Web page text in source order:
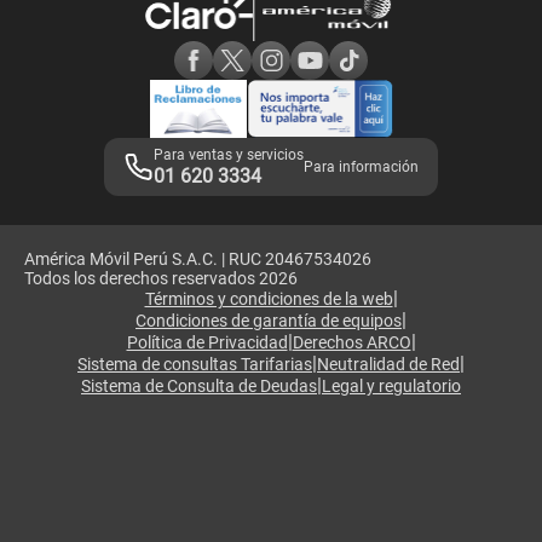
Adquirientes iPhone 6, 6S y SE
Mensaje de Seguridad
Términos y Condiciones de Tienda Claro
Libro de Reclamaciones
Legales de marketplace
Para ventas y servicios
01 620 3334 Para información
América Móvil Perú S.A.C. | RUC 20467534026
Todos los derechos reservados 2026
Términos y condiciones de la web|
Condiciones de garantía de equipos|
Política de Privacidad|Derechos ARCO|
Sistema de consultas Tarifarias|Neutralidad de Red|
Sistema de Consulta de Deudas|Legal y regulatorio